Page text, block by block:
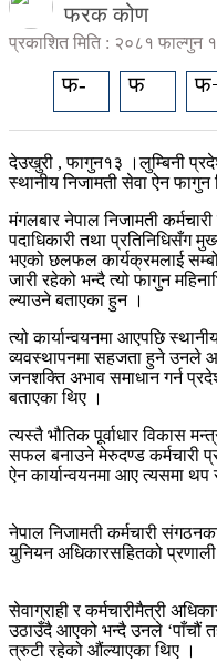
फरक कोण
प्रकाशित मिति : २०८१ फाल्गुन
फ- फ
देउखुरी , फागुन१३ ।लुम्बिनी
स्थानीय निजामती सेवा ऐन फागुन
मंगलबार नेपाल निजामती
पदाधिकारी तथा प्रतिनिधिसँग
भएको छलफल कार्यक्रमलाई
जारी रहेको भन्दै त्यो फागुन
ल्याउने बताएका हुन ।
त्यो कार्यान्वयनमा आएपछि
व्यवस्थापनमा सहजता हुने उनले
जनशक्ति अभाव समाधान गर्न
बताएका थिए ।
त्यस्तै भौतिक पूर्वाधार विकास
सफल बनाउने मेरुदण्ड कर्मचारी
ऐन कार्यान्वयनमा आए त्यसमा
नेपाल निजामती कर्मचारी
युनियन अधिकारसहितको प्रणाली
सेवाग्राही र कर्मचारीमैत्री
उठाउँदै आएको भन्दै उनले ‘पाँचौं
त्रुटी रहेको औंल्याएका थिए ।